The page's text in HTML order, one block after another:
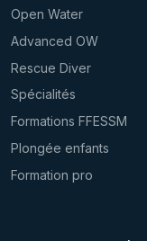
Open Water
Advanced OW
Rescue Diver
Spécialités
Formations FFESSM
Plongée enfants
Formation pro